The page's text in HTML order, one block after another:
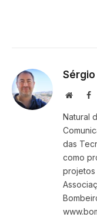
Website
Natural
das
como
projetos